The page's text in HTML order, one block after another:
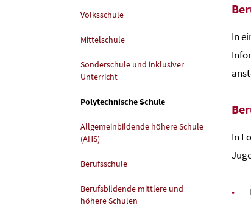
Volksschule
Mittelschule
Sonderschule und inklusiver
Unterricht
Polytechnische Schule(aktuelle Seite)
Allgemeinbildende höhere Schule
(AHS)
Berufsschule
Berufsbildende mittlere und
höhere Schulen
In
In